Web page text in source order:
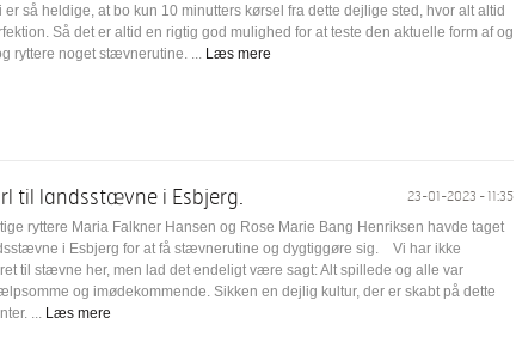
er så heldige, at bo kun 10 minutters kørsel fra dette dejlige sted, hvor alt altid
Så det er altid en rigtig god mulighed for at teste den aktuelle form af og
ryttere noget stævnerutine. ... Læs mere
til landsstævne i Esbjerg.
23-01-2023 - 11:35
ryttere Maria Falkner Hansen og Rose Marie Bang Henriksen havde taget
i Esbjerg for at få stævnerutine og dygtiggøre sig. Vi har ikke
til stævne her, men lad det endeligt være sagt: Alt spillede og alle var
og imødekommende. Sikken en dejlig kultur, der er skabt på dette
... Læs mere